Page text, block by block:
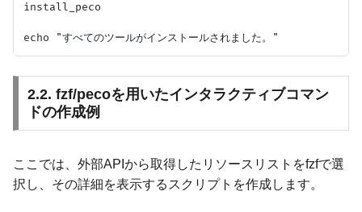
install_peco
2.2. fzf/pecoを用いたインタラクティブコマン
ドの作成例
ここでは、外部APIから取得したリソースリストをfzfで選
択し、その詳細を表示するスクリプトを作成します。